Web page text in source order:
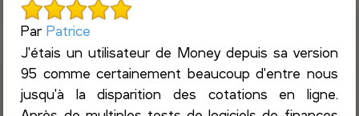
ParPatrice
J'étais un utilisateur de Money depuis sa version
95 comme certainement beaucoup d'entre nous
jusqu'à la disparition des cotations en ligne.